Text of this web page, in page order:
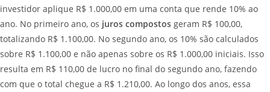
investidor aplique R$ 1.000,00 em uma conta que rende 10% ao
ano. No primeiro ano, os juros compostos geram R$ 100,00,
totalizando R$ 1.100,00. No segundo ano, os 10% são calculados
sobre R$ 1.100,00 e não apenas sobre os R$ 1.000,00 iniciais. Isso
resulta em R$ 110,00 de lucro no final do segundo ano, fazendo
com que o total chegue a R$ 1.210,00. Ao longo dos anos, essa